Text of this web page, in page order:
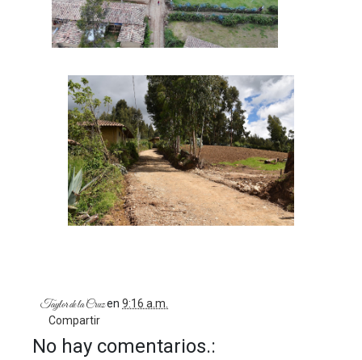
Taylor de la Cruzen 9:16 a.m.
Compartir
No hay comentarios.: